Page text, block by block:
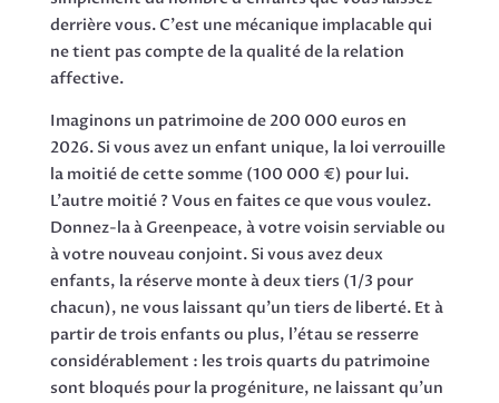
derrière vous. C'est une mécanique implacable qui
ne tient pas compte de la qualité de la relation
affective.
Imaginons un patrimoine de 200 000 euros en
2026. Si vous avez un enfant unique, la loi verrouille
la moitié de cette somme (100 000 €) pour lui.
L'autre moitié ? Vous en faites ce que vous voulez.
Donnez-la à Greenpeace, à votre voisin serviable ou
à votre nouveau conjoint. Si vous avez deux
enfants, la réserve monte à deux tiers (1/3 pour
chacun), ne vous laissant qu'un tiers de liberté. Et à
partir de trois enfants ou plus, l'étau se resserre
considérablement : les trois quarts du patrimoine
sont bloqués pour la progéniture, ne laissant qu'un